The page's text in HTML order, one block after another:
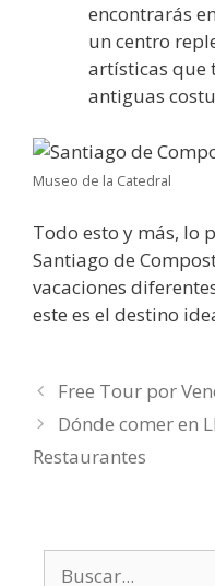
encontrarás
un centro
artísticas que
antiguas
Museo de la Catedral
Todo esto y más, lo
Santiago de
vacaciones
este es el destino
Free Tour por
Dónde comer en
Restaurantes